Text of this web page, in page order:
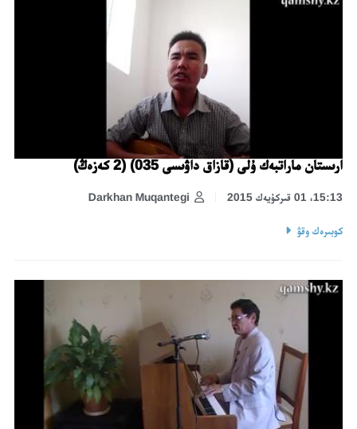
ارىستان ماراتبەك ۇلى (قازاق داۋىسى 035) (2 كەزەڭ)
Darkhan Muqantegi 15:13، 01 قىركۇيەك 2015
كوبىرەك وقۋ